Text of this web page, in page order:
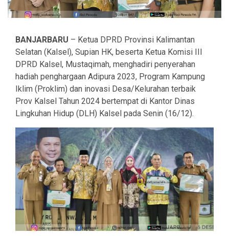
BANJARBARU – Ketua DPRD Provinsi Kalimantan
Selatan (Kalsel), Supian HK, beserta Ketua Komisi III
DPRD Kalsel, Mustaqimah, menghadiri penyerahan
hadiah penghargaan Adipura 2023, Program Kampung
Iklim (Proklim) dan inovasi Desa/Kelurahan terbaik
Prov Kalsel Tahun 2024 bertempat di Kantor Dinas
Lingkuhan Hidup (DLH) Kalsel pada Senin (16/12).